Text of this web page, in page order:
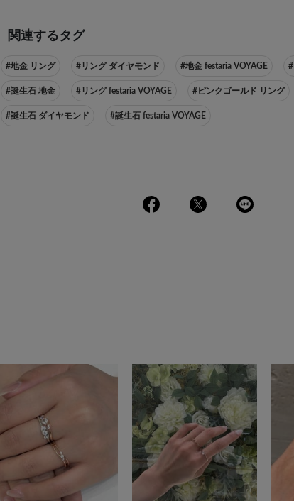
関連するタグ
#地金 リング #リング ダイヤモンド #地金 festaria VOYAGE
#誕生石 地金 #リング festaria VOYAGE #ピンクゴールド リング
#誕生石 ダイヤモンド #誕生石 festaria VOYAGE